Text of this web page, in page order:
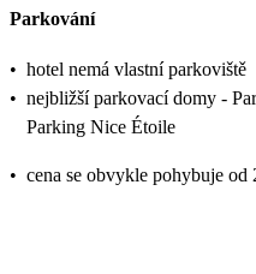
Parkování
• hotel nemá vlastní parkoviště
• nejbližší parkovací domy -
Parking Nice Étoile
• cena se obvykle pohybuje od